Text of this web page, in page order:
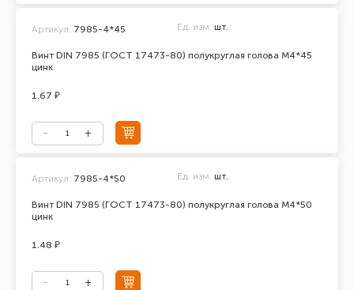
Винт DIN 7985 (ГОСТ 17473-80) полукруглая голова М4*45
цинк
Артикул: 7985-4*45 Ед. изм. шт.
1.67 ₽
Винт DIN 7985 (ГОСТ 17473-80) полукруглая голова М4*50
цинк
Артикул: 7985-4*50 Ед. изм. шт.
1.48 ₽